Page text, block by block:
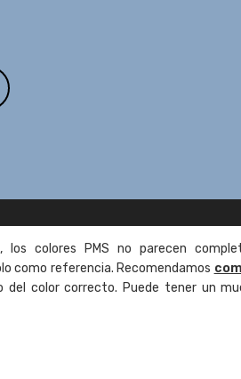
colores PMS no parecen
como referencia. Recomendamos
del color correcto. Puede tener un